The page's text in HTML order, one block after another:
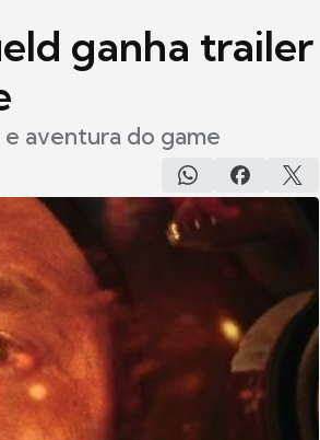
ganha trailer
aventura do game